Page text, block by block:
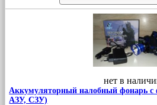
нет в
Аккумуляторный налобный фонарь с
АЗУ, СЗУ)